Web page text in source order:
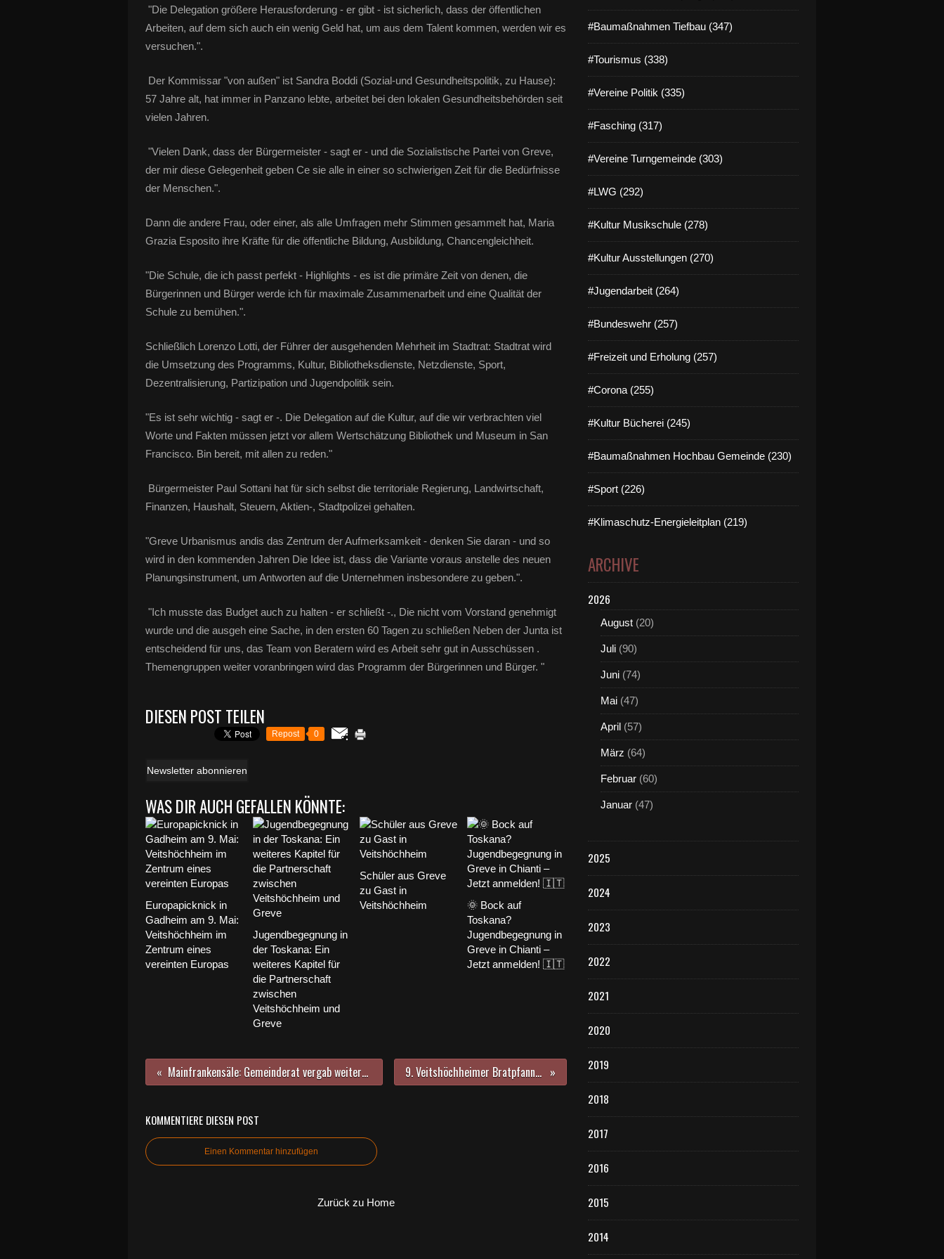
"Die Delegation größere Herausforderung - er gibt - ist sicherlich, dass der öffentlichen
Arbeiten, auf dem sich auch ein wenig Geld hat, um aus dem Talent kommen, werden wir es
versuchen.".
Der Kommissar "von außen" ist Sandra Boddi (Sozial-und Gesundheitspolitik, zu Hause):
57 Jahre alt, hat immer in Panzano lebte, arbeitet bei den lokalen Gesundheitsbehörden seit
vielen Jahren.
"Vielen Dank, dass der Bürgermeister - sagt er - und die Sozialistische Partei von Greve,
der mir diese Gelegenheit geben Ce sie alle in einer so schwierigen Zeit für die Bedürfnisse
der Menschen.".
Dann die andere Frau, oder einer, als alle Umfragen mehr Stimmen gesammelt hat, Maria
Grazia Esposito ihre Kräfte für die öffentliche Bildung, Ausbildung, Chancengleichheit.
"Die Schule, die ich passt perfekt - Highlights - es ist die primäre Zeit von denen, die
Bürgerinnen und Bürger werde ich für maximale Zusammenarbeit und eine Qualität der
Schule zu bemühen.".
Schließlich Lorenzo Lotti, der Führer der ausgehenden Mehrheit im Stadtrat: Stadtrat wird
die Umsetzung des Programms, Kultur, Bibliotheksdienste, Netzdienste, Sport,
Dezentralisierung, Partizipation und Jugendpolitik sein.
"Es ist sehr wichtig - sagt er -. Die Delegation auf die Kultur, auf die wir verbrachten viel
Worte und Fakten müssen jetzt vor allem Wertschätzung Bibliothek und Museum in San
Francisco. Bin bereit, mit allen zu reden."
Bürgermeister Paul Sottani hat für sich selbst die territoriale Regierung, Landwirtschaft,
Finanzen, Haushalt, Steuern, Aktien-, Stadtpolizei gehalten.
"Greve Urbanismus andis das Zentrum der Aufmerksamkeit - denken Sie daran - und so
wird in den kommenden Jahren Die Idee ist, dass die Variante voraus anstelle des neuen
Planungsinstrument, um Antworten auf die Unternehmen insbesondere zu geben.".
"Ich musste das Budget auch zu halten - er schließt -., Die nicht vom Vorstand genehmigt
wurde und die ausgeh eine Sache, in den ersten 60 Tagen zu schließen Neben der Junta ist
entscheidend für uns, das Team von Beratern wird es Arbeit sehr gut in Ausschüssen .
Themengruppen weiter voranbringen wird das Programm der Bürgerinnen und Bürger. "
DIESEN POST TEILEN
Repost 0
Newsletter abonnieren
WAS DIR AUCH GEFALLEN KÖNNTE:
Europapicknick in
Gadheim am 9. Mai:
Veitshöchheim im
Zentrum eines
vereinten Europas
Jugendbegegnung in
der Toskana: Ein
weiteres Kapitel für
die Partnerschaft
zwischen
Veitshöchheim und
Greve
Schüler aus Greve
zu Gast in
Veitshöchheim
🌞 Bock auf
Toskana?
Jugendbegegnung in
Greve in Chianti –
Jetzt anmelden! 🇮🇹
Mainfrankensäle: Gemeinderat vergab weitere Gewerke in Höhe von zwei Millionen Euro brutto und beschloss weitere Verbesserungen 9. Veitshöchheimer Bratpfannenfest des VCC kam bisher trotz tropischer Hitze sehr gut an
KOMMENTIERE DIESEN POST
Einen Kommentar hinzufügen
Zurück zu Home
#Baumaßnahmen Tiefbau (347)
#Tourismus (338)
#Vereine Politik (335)
#Fasching (317)
#Vereine Turngemeinde (303)
#LWG (292)
#Kultur Musikschule (278)
#Kultur Ausstellungen (270)
#Jugendarbeit (264)
#Bundeswehr (257)
#Freizeit und Erholung (257)
#Corona (255)
#Kultur Bücherei (245)
#Baumaßnahmen Hochbau Gemeinde (230)
#Sport (226)
#Klimaschutz-Energieleitplan (219)
ARCHIVE
2026
August (20)
Juli (90)
Juni (74)
Mai (47)
April (57)
März (64)
Februar (60)
Januar (47)
2025
2024
2023
2022
2021
2020
2019
2018
2017
2016
2015
2014